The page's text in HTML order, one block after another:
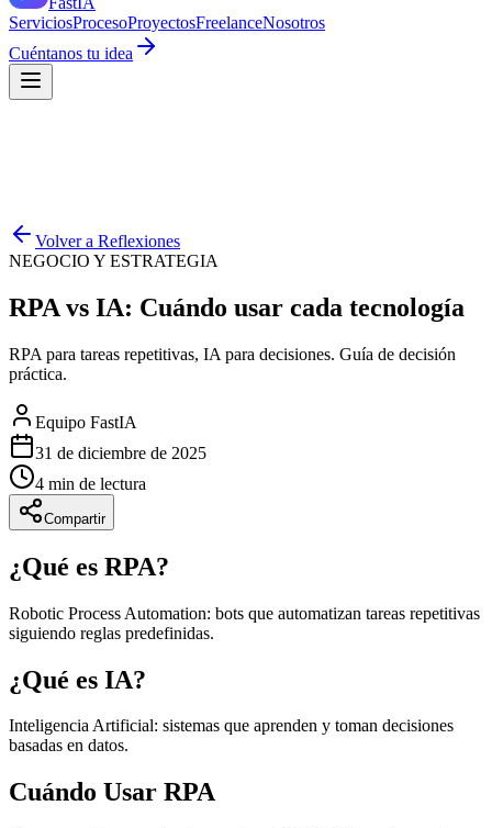
ServiciosProcesoProyectosFreelanceNosotros
Cuéntanos tu idea
Volver a Reflexiones
NEGOCIO Y ESTRATEGIA
RPA vs IA: Cuándo usar cada tecnología
RPA para tareas repetitivas, IA para decisiones. Guía de decisión
práctica.
Equipo FastIA
31 de diciembre de 2025
4 min de lectura
Compartir
¿Qué es RPA?
Robotic Process Automation: bots que automatizan tareas repetitivas
siguiendo reglas predefinidas.
¿Qué es IA?
Inteligencia Artificial: sistemas que aprenden y toman decisiones
basadas en datos.
Cuándo Usar RPA